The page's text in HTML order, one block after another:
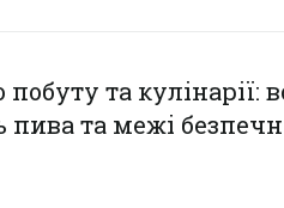
побуту та кулінарії:
та межі